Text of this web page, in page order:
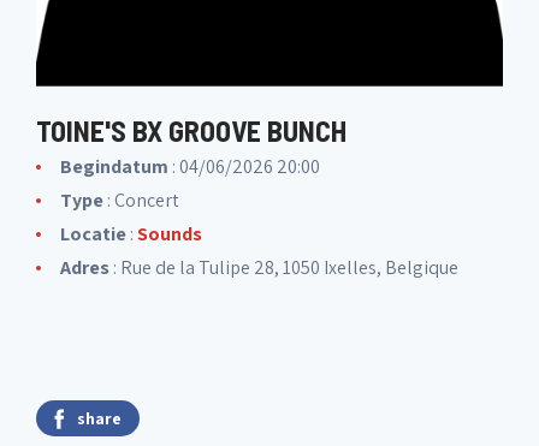
TOINE'S BX GROOVE BUNCH
Begindatum : 04/06/2026 20:00
Type: Concert
Locatie:Sounds
Adres: Rue de la Tulipe 28, 1050 Ixelles, Belgique
share